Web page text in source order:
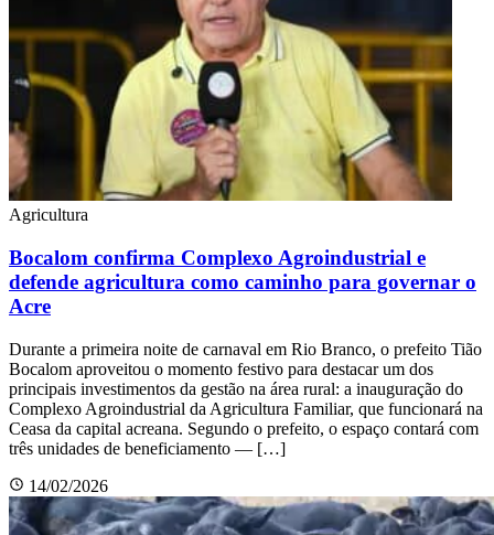
Agricultura
Bocalom confirma Complexo Agroindustrial e
defende agricultura como caminho para governar o
Acre
Durante a primeira noite de carnaval em Rio Branco, o prefeito Tião
Bocalom aproveitou o momento festivo para destacar um dos
principais investimentos da gestão na área rural: a inauguração do
Complexo Agroindustrial da Agricultura Familiar, que funcionará na
Ceasa da capital acreana. Segundo o prefeito, o espaço contará com
três unidades de beneficiamento — […]
14/02/2026